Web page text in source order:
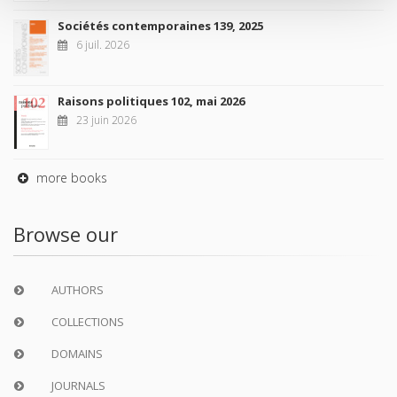
Sociétés contemporaines 139, 2025
6 juil. 2026
Raisons politiques 102, mai 2026
23 juin 2026
more books
Browse our
AUTHORS
COLLECTIONS
DOMAINS
JOURNALS